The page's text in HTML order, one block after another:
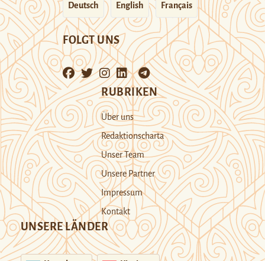
Deutsch English Français
FOLGT UNS
RUBRIKEN
Über uns
Redaktionscharta
Unser Team
Unsere Partner
Impressum
Kontakt
UNSERE LÄNDER